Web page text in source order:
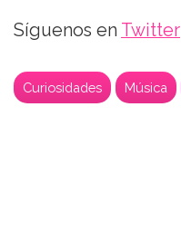
Síguenos en Twitter
Curiosidades Música